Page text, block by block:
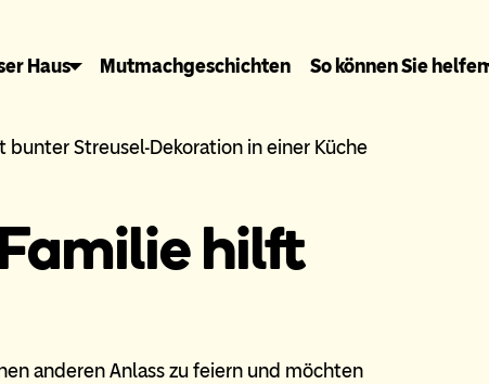
Haus Mutmachgeschichten So können Sie helfen
hilft
anderen Anlass zu feiern und möchten